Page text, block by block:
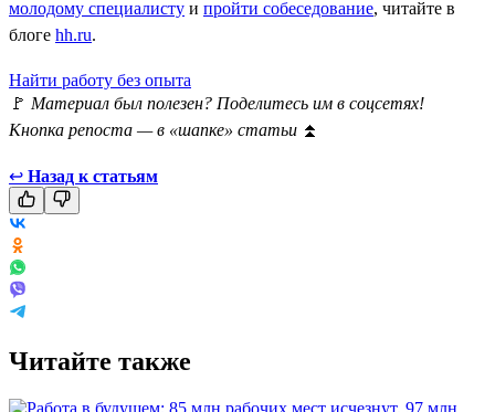
молодому специалисту и пройти собеседование, читайте в
блоге hh.ru.
Найти работу без опыта
🚩 Материал был полезен? Поделитесь им в соцсетях!
Кнопка репоста — в «шапке» статьи ⏫
↩ Назад к статьям
Читайте также